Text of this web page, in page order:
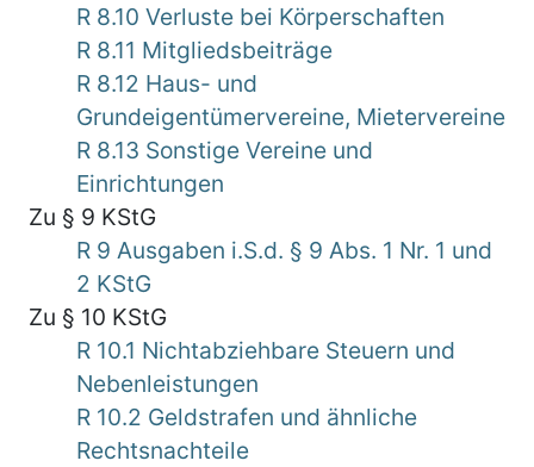
R 8.10 Verluste bei Körperschaften
R 8.11 Mitgliedsbeiträge
R 8.12 Haus- und
Grundeigentümervereine, Mietervereine
R 8.13 Sonstige Vereine und
Einrichtungen
Zu § 9 KStG
R 9 Ausgaben i.S.d. § 9 Abs. 1 Nr. 1 und
2 KStG
Zu § 10 KStG
R 10.1 Nichtabziehbare Steuern und
Nebenleistungen
R 10.2 Geldstrafen und ähnliche
Rechtsnachteile